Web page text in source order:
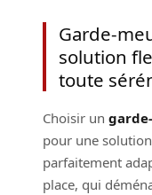
Garde-
solution
toute
Choisir un
pour une
parfaitement
place, qui